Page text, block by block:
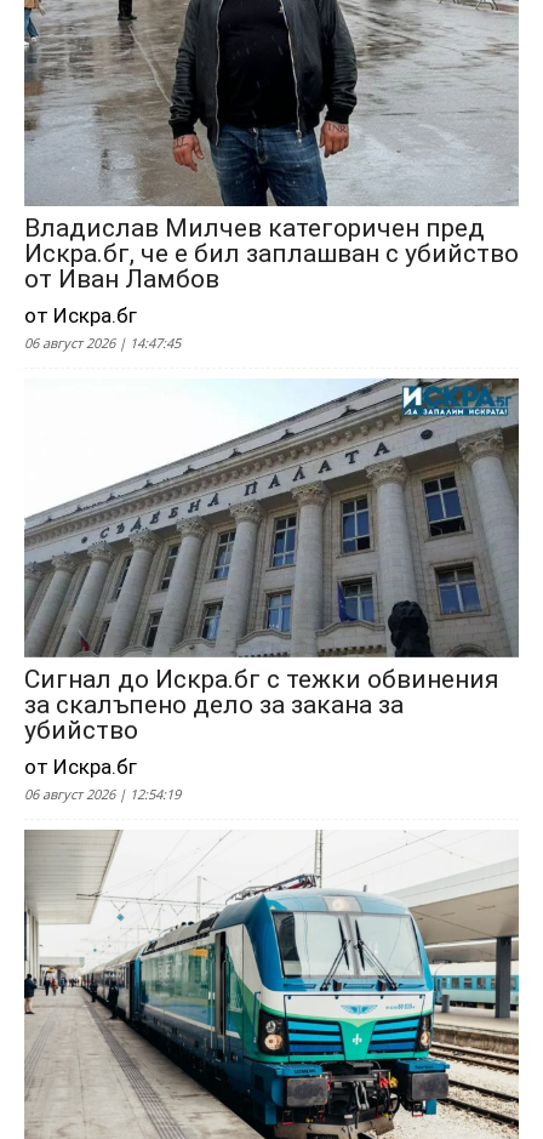
Владислав Милчев категоричен пред
Искра.бг, че е бил заплашван с убийство
от Иван Ламбов
от Искра.бг
06 август 2026 | 14:47:45
Сигнал до Искра.бг с тежки обвинения
за скалъпено дело за закана за
убийство
от Искра.бг
06 август 2026 | 12:54:19